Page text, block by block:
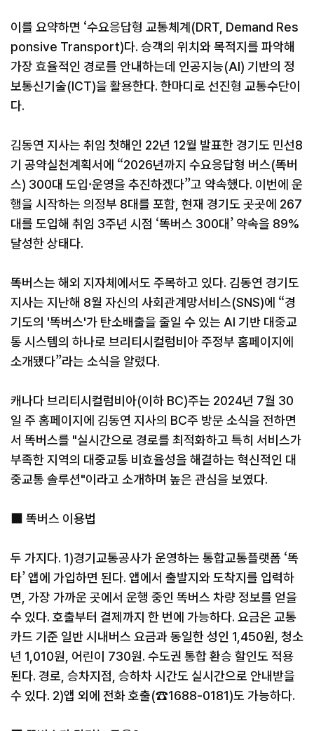
이를 요약하면 ‘수요응답형 교통체계(DRT, Demand Res
ponsive Transport)다. 승객의 위치와 목적지를 파악해
가장 효율적인 경로를 안내하는데 인공지능(AI) 기반의 정
보통신기술(ICT)을 활용한다. 한마디로 선진형 교통수단이
다.
김동연 지사는 취임 첫해인 22년 12월 발표한 경기도 민선8
기 공약실천계획서에 “2026년까지 수요응답형 버스(똑버
스) 300대 도입·운영을 추진하겠다”고 약속했다. 이번에 운
행을 시작하는 의정부 8대를 포함, 현재 경기도 곳곳에 267
대를 도입해 취임 3주년 시점 ‘똑버스 300대’ 약속을 89%
달성한 상태다.
똑버스는 해외 지자체에서도 주목하고 있다. 김동연 경기도
지사는 지난해 8월 자신의 사회관계망서비스(SNS)에 “경
기도의 '똑버스'가 탄소배출을 줄일 수 있는 AI 기반 대중교
통 시스템의 하나로 브리티시컬럼비아 주정부 홈페이지에
소개됐다”라는 소식을 알렸다.
캐나다 브리티시컬럼비아(이하 BC)주는 2024년 7월 30
일 주 홈페이지에 김동연 지사의 BC주 방문 소식을 전하면
서 똑버스를 "실시간으로 경로를 최적화하고 특히 서비스가
부족한 지역의 대중교통 비효율성을 해결하는 혁신적인 대
중교통 솔루션"이라고 소개하며 높은 관심을 보였다.
■ 똑버스 이용법
두 가지다. 1)경기교통공사가 운영하는 통합교통플랫폼 ‘똑
타’ 앱에 가입하면 된다. 앱에서 출발지와 도착지를 입력하
면, 가장 가까운 곳에서 운행 중인 똑버스 차량 정보를 얻을
수 있다. 호출부터 결제까지 한 번에 가능하다. 요금은 교통
카드 기준 일반 시내버스 요금과 동일한 성인 1,450원, 청소
년 1,010원, 어린이 730원. 수도권 통합 환승 할인도 적용
된다. 경로, 승차지점, 승하차 시간도 실시간으로 안내받을
수 있다. 2)앱 외에 전화 호출(☎1688-0181)도 가능하다.